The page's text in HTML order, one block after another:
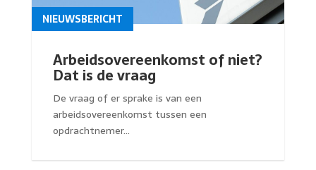
Arbeidsovereenkomst of niet?
Dat is de vraag
NIEUWSBERICHT
De vraag of er sprake is van een
arbeidsovereenkomst tussen een
opdrachtnemer...